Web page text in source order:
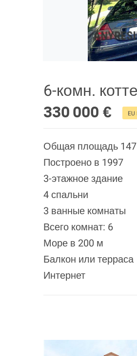
6-комн.
330 000 €
EU
Общая площадь
Построено в 1997
3-этажное здание
4 спальни
3 ванные комнаты
Всего комнат: 6
Море в 200 м
Балкон или терраса
Интернет